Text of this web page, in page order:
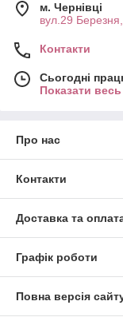
м. Чернівці
вул.29
Контакти
Сьогодні
Показати
Про нас
Контакти
Доставка та
Графік роботи
Повна версія